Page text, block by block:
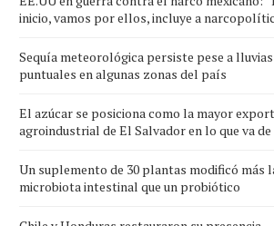
inicio, vamos por ellos, incluye a
Sequía meteorológica persiste pese a lluvias
puntuales en algunas zonas del país
El azúcar se posiciona como la mayor
agroindustrial de El Salvador en lo que va de
Un suplemento de 30 plantas modificó más
microbiota intestinal que un probiótico